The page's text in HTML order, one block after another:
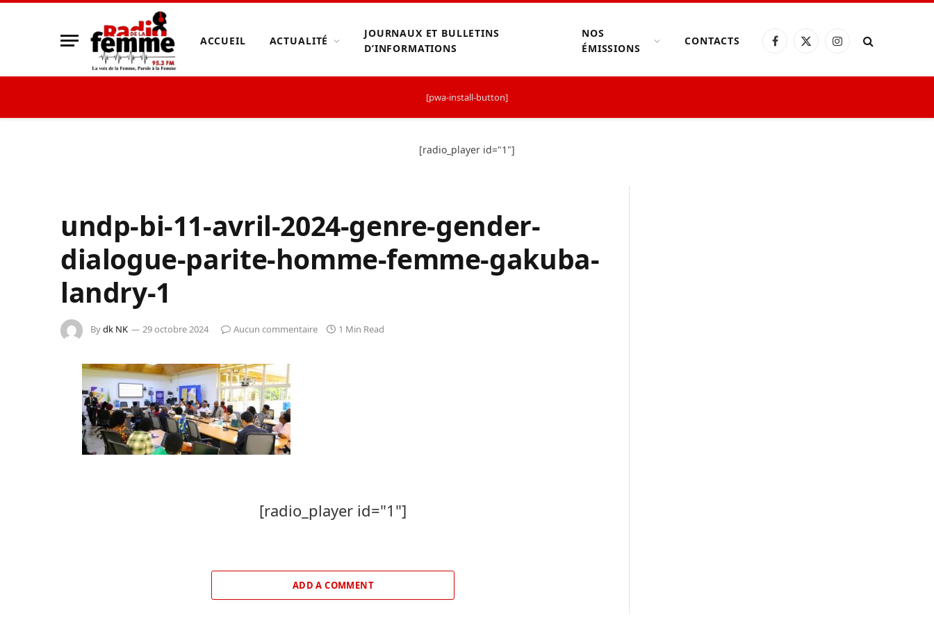
ACCUEIL ACTUALITÉ
JOURNAUX ET BULLETINS
D’INFORMATIONS
NOS
ÉMISSIONS
CONTACTS Facebook
X
Instagram
[pwa-install-button]
[radio_player id="1"]
undp-bi-11-avril-2024-genre-gender-
dialogue-parite-homme-femme-gakuba-
landry-1
Bydk NK 29 octobre 2024 Aucun commentaire 1 Min Read
[radio_player id="1"]
ADD A COMMENT